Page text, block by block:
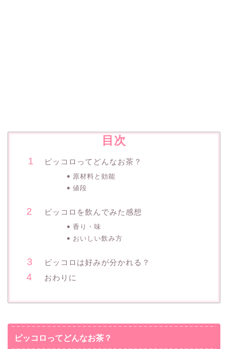
目次
ピッコロってどんなお茶？
原材料と効能
値段
ピッコロを飲んでみた感想
香り・味
おいしい飲み方
ピッコロは好みが分かれる？
おわりに
ピッコロってどんなお茶？